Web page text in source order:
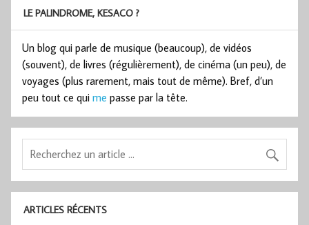
LE PALINDROME, KESACO ?
Un blog qui parle de musique (beaucoup), de vidéos
(souvent), de livres (régulièrement), de cinéma (un peu), de
voyages (plus rarement, mais tout de même). Bref, d’un
peu tout ce qui me passe par la tête.
ARTICLES RÉCENTS